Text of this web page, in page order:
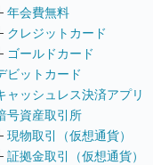
年会費無料
クレジットカード
ゴールドカード
ビットカード
ャッシュレス決済アプリ
号資産取引所
現物取引（仮想通貨）
証拠金取引（仮想通貨）